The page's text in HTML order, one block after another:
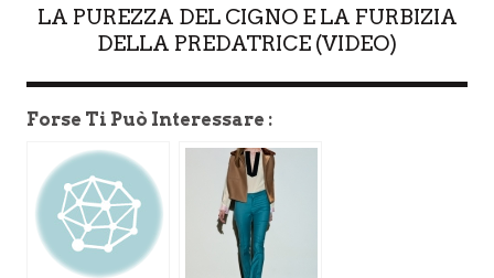
LA PUREZZA DEL CIGNO E LA FURBIZIA
DELLA PREDATRICE (VIDEO)
Forse Ti Può Interessare :